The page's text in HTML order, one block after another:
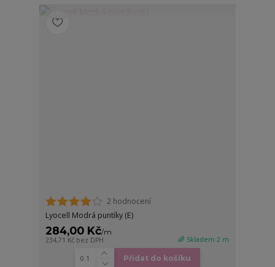
2 hodnocení
Lyocell Modrá puntíky (E)
284,00 Kč/m
234,71 Kč bez DPH 🌈 Skladem 2 m
Přidat do košíku